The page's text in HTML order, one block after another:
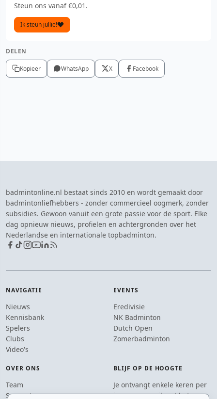
Steun ons vanaf €0,01.
Ik steun jullie!
DELEN
Kopieer WhatsApp X Facebook
badmintonline.nl bestaat sinds 2010 en wordt gemaakt door
badmintonliefhebbers - zonder commercieel oogmerk, zonder
subsidies. Gewoon vanuit een grote passie voor de sport. Elke
dag opnieuw nieuws, profielen en achtergronden over het
Nederlandse en internationale topbadminton.
NAVIGATIE
Nieuws
Kennisbank
Spelers
Clubs
Video's
EVENTS
Eredivisie
NK Badminton
Dutch Open
Zomerbadminton
OVER ONS
Team
Supporters
BLIJF OP DE HOOGTE
Je ontvangt enkele keren per
jaar een e-mail met het